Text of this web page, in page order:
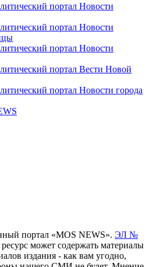
портал Новости
портал Новости
портал Новости
портал Вести Новой
портал Новости города
портал «MOS NEWS». ЭЛ №
может содержать материалы
издания - как вам угодно,